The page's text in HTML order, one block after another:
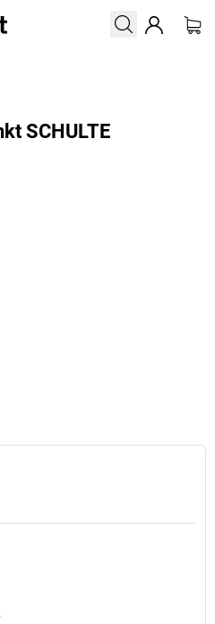
SCHULTE